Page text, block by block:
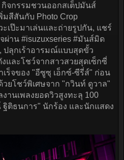
กิจกรรมชวนออกสเต็ปมันส์
มสีสันกับ Photo Crop
เป๊ะมาเล่นและถ่ายรูปกัน, แชร์
าน #isuzuxseries #มันส์มิด
ปลุกเร้าอารมณ์แบบสุดขั้ว
และโชว์จากสาวสวยสุดเซ็กซี่
เร็จของ "อีซูซุ เอ็กซ์-ซีรี่ส์" ก่อน
ยโชว์พิเศษจาก "กวินท์ ดูวาล"
านเพลงยอดวิวสูงทะลุ 100
ติธนการ" นักร้อง และนักแสดง